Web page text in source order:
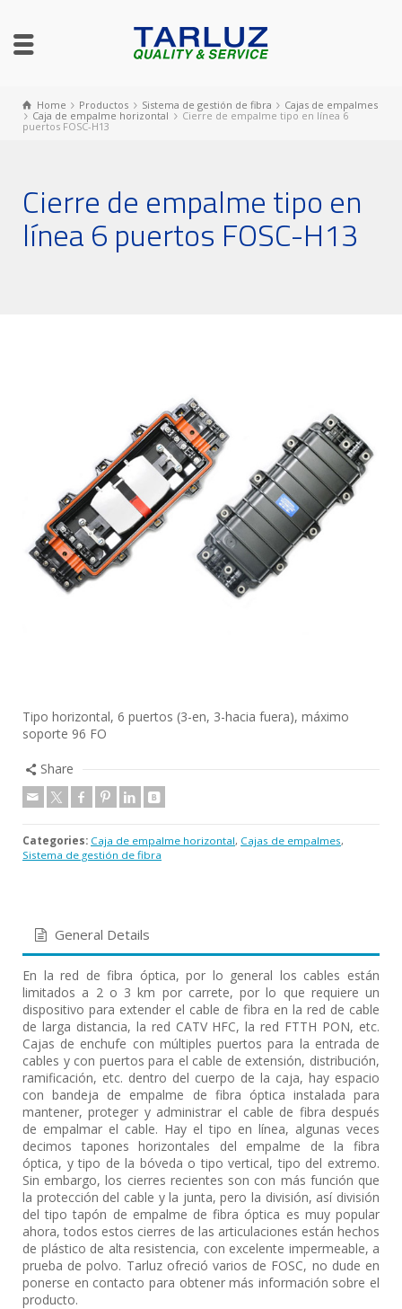
Home Productos Sistema de gestión de fibra
Cajas de empalmes
Caja de empalme horizontal
Cierre de empalme tipo en línea 6
puertos FOSC-H13
Cierre de empalme tipo en
línea 6 puertos FOSC-H13
Tipo horizontal, 6 puertos (3-en, 3-hacia fuera), máximo
soporte 96 FO
Share
Categories: Caja de empalme horizontal, Cajas de empalmes,
Sistema de gestión de fibra
General Details
En la red de fibra óptica, por lo general los cables están
limitados a 2 o 3 km por carrete, por lo que requiere un
dispositivo para extender el cable de fibra en la red de cable
de larga distancia, la red CATV HFC, la red FTTH PON, etc.
Cajas de enchufe con múltiples puertos para la entrada de
cables y con puertos para el cable de extensión, distribución,
ramificación, etc. dentro del cuerpo de la caja, hay espacio
con bandeja de empalme de fibra óptica instalada para
mantener, proteger y administrar el cable de fibra después
de empalmar el cable. Hay el tipo en línea, algunas veces
decimos tapones horizontales del empalme de la fibra
óptica, y tipo de la bóveda o tipo vertical, tipo del extremo.
Sin embargo, los cierres recientes son con más función que
la protección del cable y la junta, pero la división, así división
del tipo tapón de empalme de fibra óptica es muy popular
ahora, todos estos cierres de las articulaciones están hechos
de plástico de alta resistencia, con excelente impermeable, a
prueba de polvo. Tarluz ofreció varios de FOSC, no dude en
ponerse en contacto para obtener más información sobre el
producto.